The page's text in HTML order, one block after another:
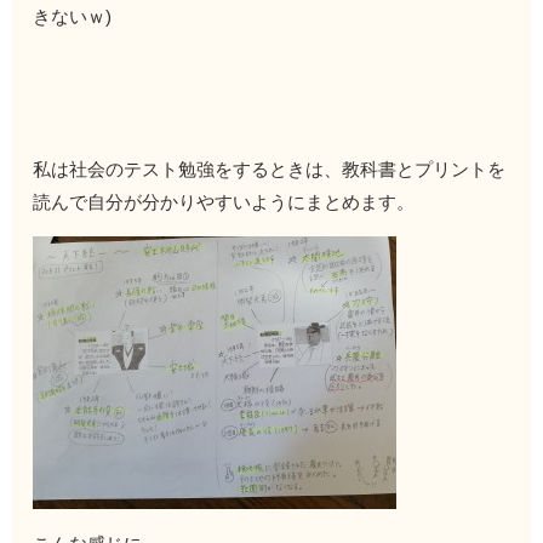
きないｗ)
私は社会のテスト勉強をするときは、教科書とプリントを
読んで自分が分かりやすいようにまとめます。